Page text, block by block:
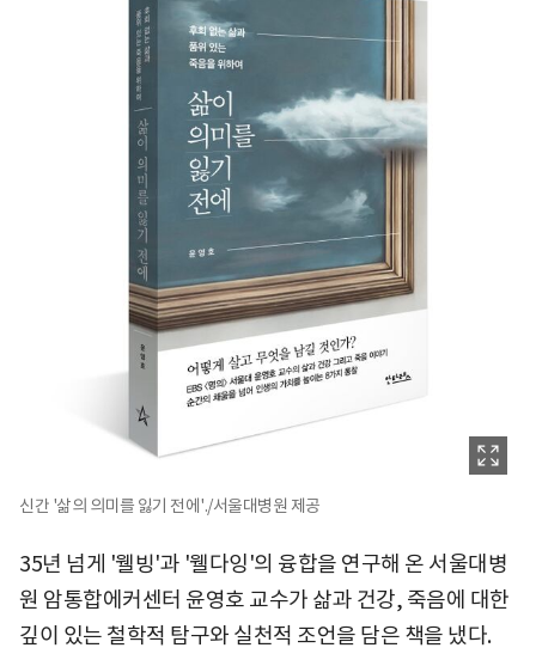
신간 '삶의 의미를 잃기 전에'./서울대병원 제공
35년 넘게 '웰빙'과 '웰다잉'의 융합을 연구해 온 서울대병
원 암통합에커센터 윤영호 교수가 삶과 건강, 죽음에 대한
깊이 있는 철학적 탐구와 실천적 조언을 담은 책을 냈다.